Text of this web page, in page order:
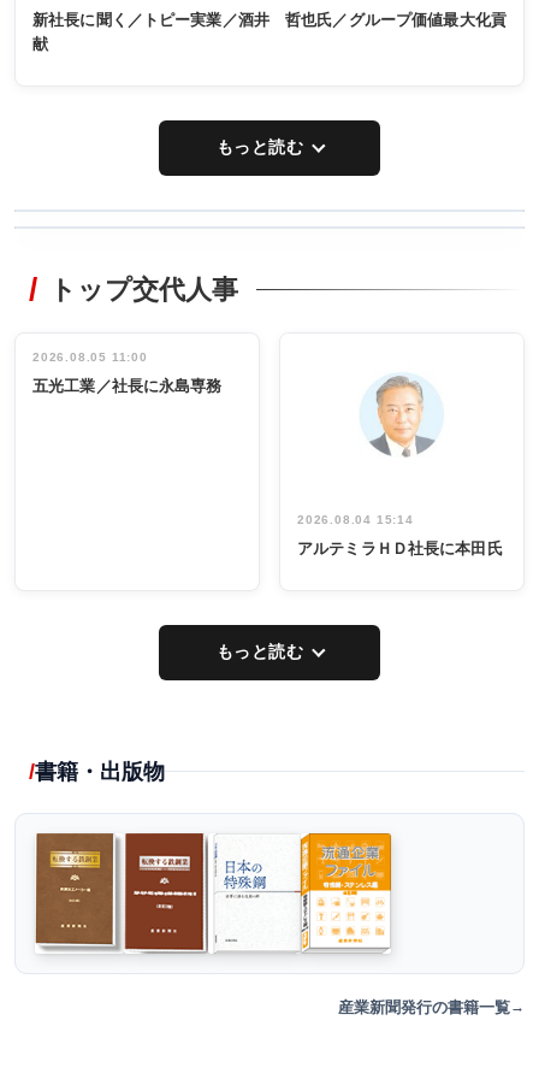
新社長に聞く／トピー実業／酒井 哲也氏／グループ価値最大化貢
献
もっと読む
非鉄業界で
インタビュ
ー／社内ア
タックトレー
祝う 業界関
係者ら220人
出席
トップ交代人事
2026.08.05 11:00
五光工業／社長に永島専務
2026.08.04 15:14
アルテミラＨＤ社長に本田氏
もっと読む
書籍・出版物
産業新聞発行の書籍一覧